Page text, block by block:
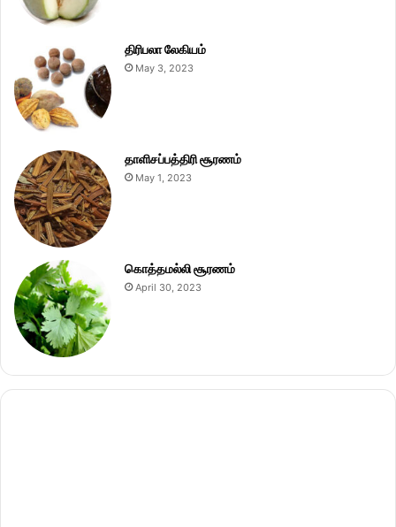
திரிபலா லேகியம்
May 3, 2023
தாளிசப்பத்திரி சூரணம்
May 1, 2023
கொத்தமல்லி சூரணம்
April 30, 2023